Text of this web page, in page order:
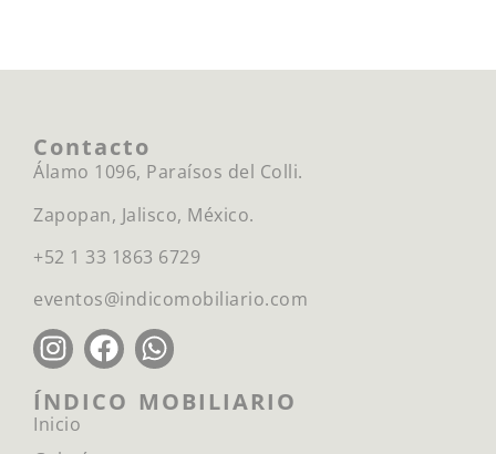
Contacto
Álamo 1096, Paraísos del Colli.
Zapopan, Jalisco, México.
+52 1 33 1863 6729
eventos@indicomobiliario.com
ÍNDICO MOBILIARIO
Inicio